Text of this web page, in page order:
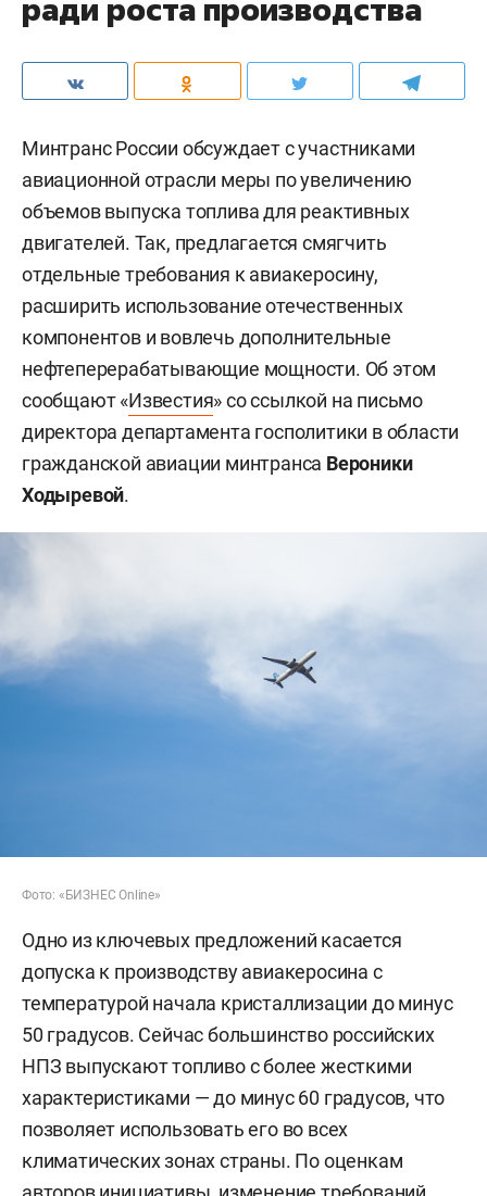
ради роста производства
Минтранс России обсуждает с участниками
авиационной отрасли меры по увеличению
объемов выпуска топлива для реактивных
двигателей. Так, предлагается смягчить
отдельные требования к авиакеросину,
расширить использование отечественных
компонентов и вовлечь дополнительные
нефтеперерабатывающие мощности. Об этом
сообщают «Известия» со ссылкой на письмо
директора департамента госполитики в области
гражданской авиации минтранса Вероники
Ходыревой.
Фото: «БИЗНЕС Online»
Одно из ключевых предложений касается
допуска к производству авиакеросина с
температурой начала кристаллизации до минус
50 градусов. Сейчас большинство российских
НПЗ выпускают топливо с более жесткими
характеристиками — до минус 60 градусов, что
позволяет использовать его во всех
климатических зонах страны. По оценкам